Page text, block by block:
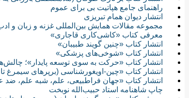
راهنمای جامع هپاتیت بی برای عموم
انتشار دیوان همام تبریزی
مجموعه مقالات همایش بین‌المللی غزنه و زبان و
معرفی کتاب «کاشی‌کاری قاجاری»
انتشار کتاب «چنين گويند طبيبان»
انتشار کتاب «شوخى‌های پزشکى»
انتشار کتاب «حرکت به سوی توسعه پایدار»؛
انتشار کتاب «چین-اویغورشناسی (برپرهای سیمرغ
انتشار کتاب «جهان فراطبيعى، علم، شبه علم،
چاپ شاهنامه استاد حبیب‌الله نوبخت